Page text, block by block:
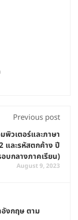
Previous post
พิวเตอร์และภาษา
และรหัสตกค้าง ปี
บกลางภาคเรียน)
August 9, 2023
งกฤษ ตาม